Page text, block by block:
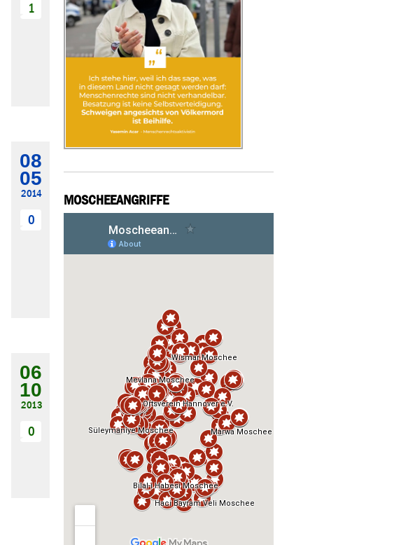
1
08
05
2014
0
06
10
2013
0
MOSCHEEANGRIFFE